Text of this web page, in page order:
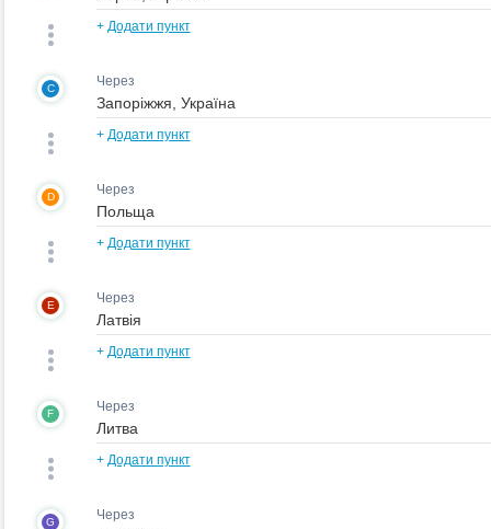
+ Додати пункт
C Через
+ Додати пункт
D Через
+ Додати пункт
E Через
+ Додати пункт
F Через
+ Додати пункт
G Через